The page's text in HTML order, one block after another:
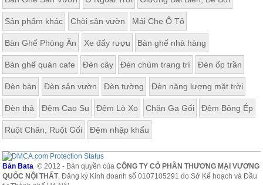
Sản phẩm khác Chòi sân vườn Mái Che Ô Tô
Bàn Ghế Phòng Ăn Xe đẩy rượu Bàn ghế nhà hàng
Bàn ghế quán cafe Đèn cây Đèn chùm trang trí Đèn ốp trần
Đèn bàn Đèn sân vườn Đèn tường Đèn năng lượng mặt trời
Đèn thả Đệm Cao Su Đệm Lò Xo Chăn Ga Gối Đệm Bông Ép
Ruột Chăn, Ruột Gối Đệm nhập khẩu
Bản Bata © 2012 - Bản quyền củaCÔNG TY CỔ PHẦN THƯƠNG MẠI VƯƠNG
QUỐC NỘI THẤT. Đăng ký Kinh doanh số 0107105291 do Sở Kế hoạch và Đầu